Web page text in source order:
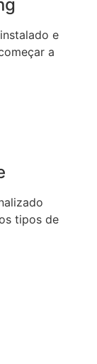
e
a
tipos de